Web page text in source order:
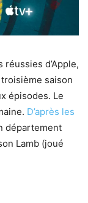
d’Apple,
saison
épisodes. Le
D’après les
département
Lamb (joué